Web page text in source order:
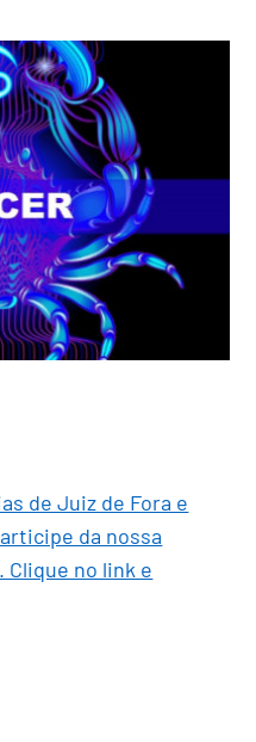
de Juiz de Fora e
da nossa
Clique no link e